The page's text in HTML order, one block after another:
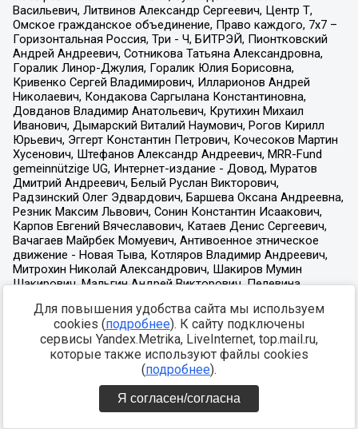
Для повышения удобства сайта мы используем
cookies (подробнее). К сайту подключены
сервисы Yandex.Metrika, LiveInternet, top.mail.ru,
которые также используют файлы cookies
(подробнее).
Я согласен/согласна